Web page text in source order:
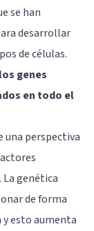
se han
desarrollar
de células.
genes
en todo el
una perspectiva
genética
de forma
esto aumenta